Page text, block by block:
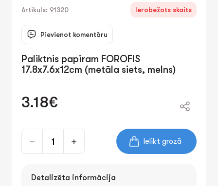
Artikuls: 91320 Ierobežots skaits
Pievienot komentāru
Paliktnis papīram FOROFIS
17.8x7.6x12cm (metāla siets, melns)
3.18€
Ielikt grozā
Detalizēta informācija